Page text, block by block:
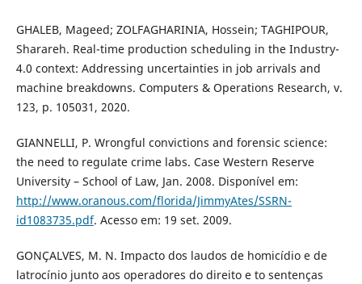
GHALEB, Mageed; ZOLFAGHARINIA, Hossein; TAGHIPOUR,
Sharareh. Real-time production scheduling in the Industry-
4.0 context: Addressing uncertainties in job arrivals and
machine breakdowns. Computers & Operations Research, v.
123, p. 105031, 2020.
GIANNELLI, P. Wrongful convictions and forensic science:
the need to regulate crime labs. Case Western Reserve
University – School of Law, Jan. 2008. Disponível em:
http://www.oranous.com/florida/JimmyAtes/SSRN-
id1083735.pdf. Acesso em: 19 set. 2009.
GONÇALVES, M. N. Impacto dos laudos de homicídio e de
latrocínio junto aos operadores do direito e to sentenças